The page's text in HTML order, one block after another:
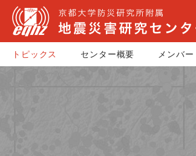
トピックス センター概要 メンバー